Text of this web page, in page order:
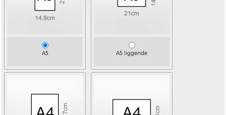
A5 A5 liggende